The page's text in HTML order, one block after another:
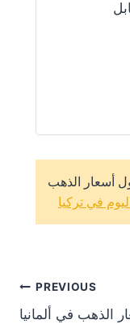
أسعار الذهب
في تركيا
PREVIOUS
الذهب في ألمانيا